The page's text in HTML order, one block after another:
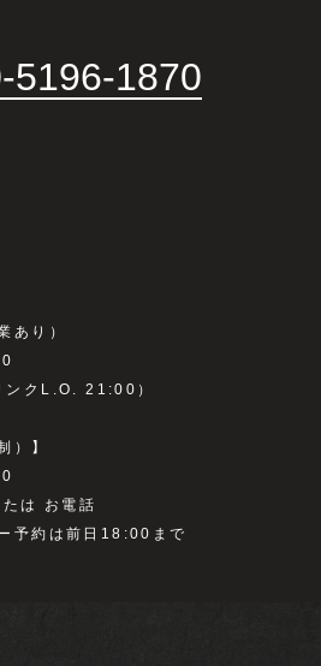
5196-1870
あり）
ンクL.O. 21:00）
）】
は お電話
予約は前日18:00まで